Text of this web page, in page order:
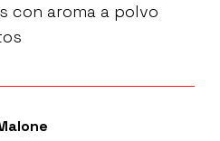
con aroma a polvo